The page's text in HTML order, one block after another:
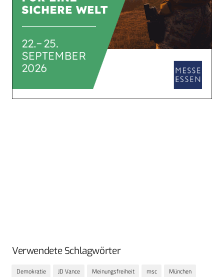
Verwendete Schlagwörter
Demokratie JD Vance Meinungsfreiheit msc
München